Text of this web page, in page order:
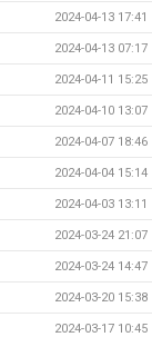
2024-04-13 17:41
2024-04-13 07:17
2024-04-11 15:25
2024-04-10 13:07
2024-04-07 18:46
2024-04-04 15:14
2024-04-03 13:11
2024-03-24 21:07
2024-03-24 14:47
2024-03-20 15:38
2024-03-17 10:45